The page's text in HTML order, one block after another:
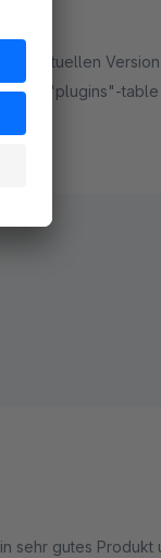
der aktuellen
im "plugins"-
freigeben ist.
sehr gutes Produkt